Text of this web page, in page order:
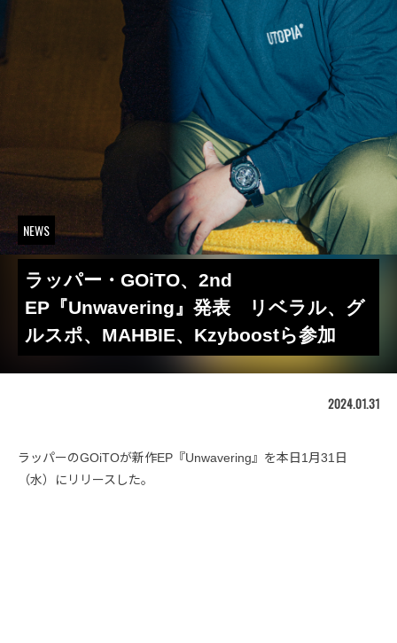
NEWS
ラッパー・GOiTO、2nd
EP『Unwavering』発表 リベラル、グ
ルスポ、MAHBIE、Kzyboostら参加
2024.01.31
ラッパーのGOiTOが新作EP『Unwavering』を本日1月31日
（水）にリリースした。